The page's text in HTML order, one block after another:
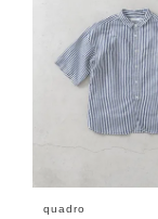
quadro